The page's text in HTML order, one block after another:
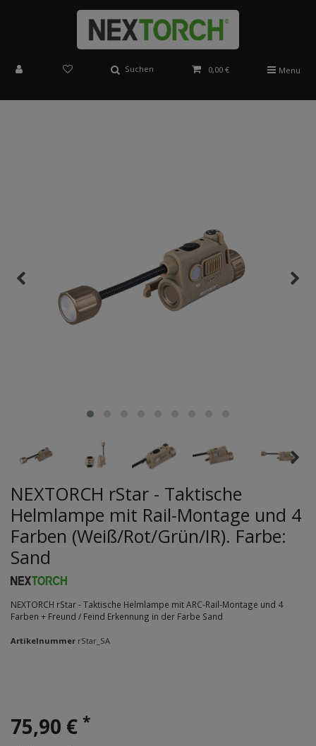
Suchen 0,00 € Menu
NEXTORCH rStar - Taktische
Helmlampe mit Rail-Montage und 4
Farben (Weiß/Rot/Grün/IR). Farbe:
Sand
NEXTORCH rStar - Taktische Helmlampe mit ARC-Rail-Montage und 4
Farben + Freund / Feind Erkennung in der Farbe Sand
Artikelnummer rStar_SA
75,90 € *